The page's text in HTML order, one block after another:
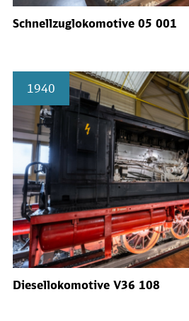
Schnellzuglokomotive 05 001
1940
Diesellokomotive V36 108